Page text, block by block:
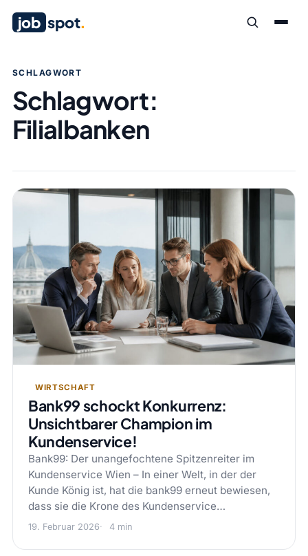
job spot.
SCHLAGWORT
Schlagwort:
Filialbanken
WIRTSCHAFT
Bank99 schockt Konkurrenz:
Unsichtbarer Champion im
Kundenservice!
Bank99: Der unangefochtene Spitzenreiter im
Kundenservice Wien – In einer Welt, in der der
Kunde König ist, hat die bank99 erneut bewiesen,
dass sie die Krone des Kundenservice…
19. Februar 2026 4 min